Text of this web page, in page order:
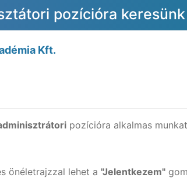
pozícióra
Kft.
pozícióra alkalmas
önéletrajzzal lehet a "Jelentkezem"